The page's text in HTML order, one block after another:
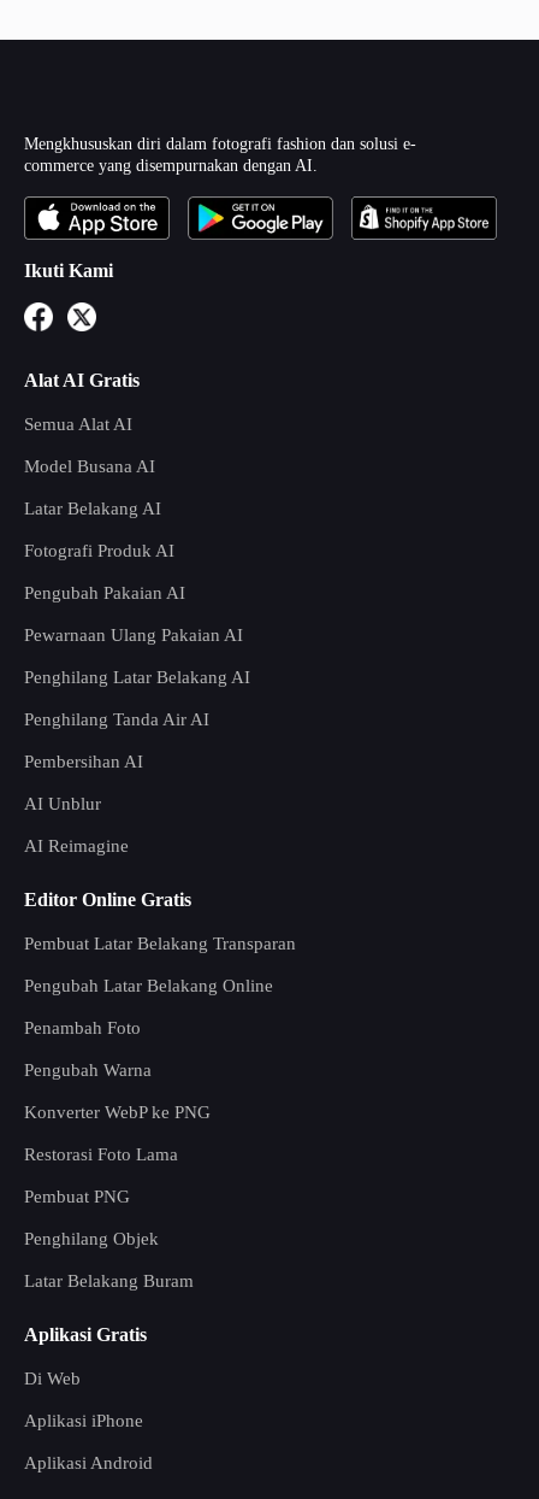
Mengkhususkan diri dalam fotografi fashion dan solusi e-
commerce yang disempurnakan dengan AI.
Ikuti Kami
Alat AI Gratis
Semua Alat AI
Model Busana AI
Latar Belakang AI
Fotografi Produk AI
Pengubah Pakaian AI
Pewarnaan Ulang Pakaian AI
Penghilang Latar Belakang AI
Penghilang Tanda Air AI
Pembersihan AI
AI Unblur
AI Reimagine
Editor Online Gratis
Pembuat Latar Belakang Transparan
Pengubah Latar Belakang Online
Penambah Foto
Pengubah Warna
Konverter WebP ke PNG
Restorasi Foto Lama
Pembuat PNG
Penghilang Objek
Latar Belakang Buram
Aplikasi Gratis
Di Web
Aplikasi iPhone
Aplikasi Android